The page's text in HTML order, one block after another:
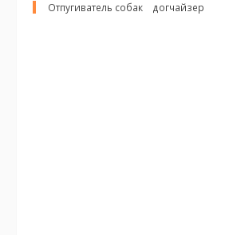
Отпугиватель собак
догчайзер